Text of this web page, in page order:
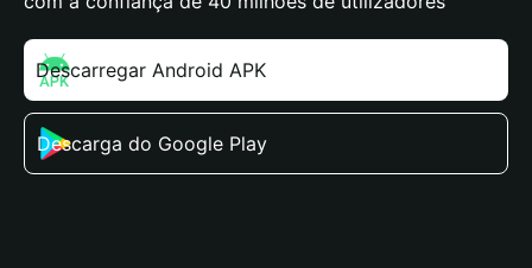
Descarregar Android APK
Descarga do Google Play